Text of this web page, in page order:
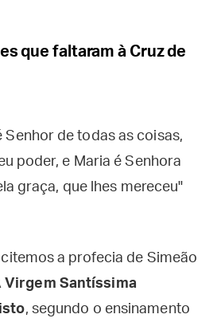
que faltaram à Cruz de
de todas as coisas,
poder, e Maria é Senhora
graça, que lhes mereceu"
a profecia de Simeão
Virgem Santíssima
, segundo o ensinamento